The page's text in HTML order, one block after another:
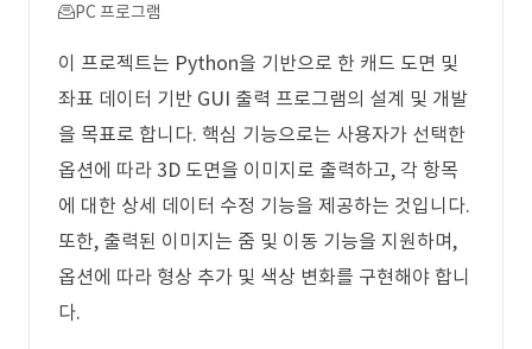
PC 프로그램
이 프로젝트는 Python을 기반으로 한 캐드 도면 및
좌표 데이터 기반 GUI 출력 프로그램의 설계 및 개발
을 목표로 합니다. 핵심 기능으로는 사용자가 선택한
옵션에 따라 3D 도면을 이미지로 출력하고, 각 항목
에 대한 상세 데이터 수정 기능을 제공하는 것입니다.
또한, 출력된 이미지는 줌 및 이동 기능을 지원하며,
옵션에 따라 형상 추가 및 색상 변화를 구현해야 합니
다.